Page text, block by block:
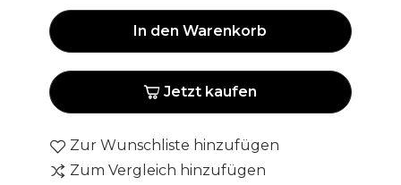
In den Warenkorb
Jetzt kaufen
Zur Wunschliste hinzufügen
Zum Vergleich hinzufügen